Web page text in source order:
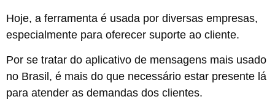
Hoje, a ferramenta é usada por diversas empresas,
especialmente para oferecer suporte ao cliente.
Por se tratar do aplicativo de mensagens mais usado
no Brasil, é mais do que necessário estar presente lá
para atender as demandas dos clientes.